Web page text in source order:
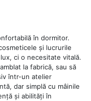
în dormitor.
și lucrurile
ci o necesitate vitală.
la fabrică, sau să
într-un atelier
dar simplă cu mâinile
și abilități în